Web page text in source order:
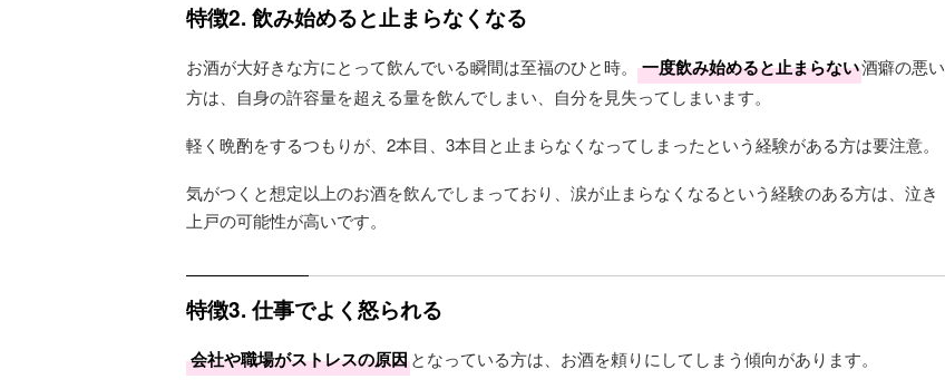
特徴2. 飲み始めると止まらなくなる
お酒が大好きな方にとって飲んでいる瞬間は至福のひと時。 一度飲み始めると止まらない酒癖の悪い
方は、自身の許容量を超える量を飲んでしまい、自分を見失ってしまいます。
軽く晩酌をするつもりが、2本目、3本目と止まらなくなってしまったという経験がある方は要注意。
気がつくと想定以上のお酒を飲んでしまっており、涙が止まらなくなるという経験のある方は、泣き
上戸の可能性が高いです。
特徴3. 仕事でよく怒られる
会社や職場がストレスの原因となっている方は、お酒を頼りにしてしまう傾向があります。